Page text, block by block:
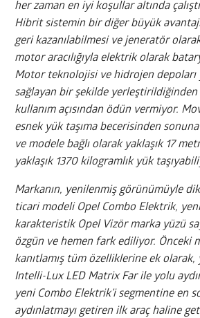
her zaman en iyi koşullar altında
Hibrit sistemin bir diğer büyük
geri kazanılabilmesi ve jeneratör
motor aracılığıyla elektrik olarak
Motor teknolojisi ve hidrojen
sağlayan bir şekilde yerleştirildiğinden
kullanım açısından ödün vermiyor.
esnek yük taşıma becerisinden
ve modele bağlı olarak yaklaşık 17
yaklaşık 1370 kilogramlık yük
Markanın, yenilenmiş görünümüyle
ticari modeli Opel Combo Elektrik, yeni
karakteristik Opel Vizör marka yüzü
özgün ve hemen fark ediliyor. Önceki
kanıtlamış tüm özelliklerine ek olarak,
Intelli-Lux LED Matrix Far ile yolu
yeni Combo Elektrik’i segmentine en
aydınlatmayı getiren ilk araç haline